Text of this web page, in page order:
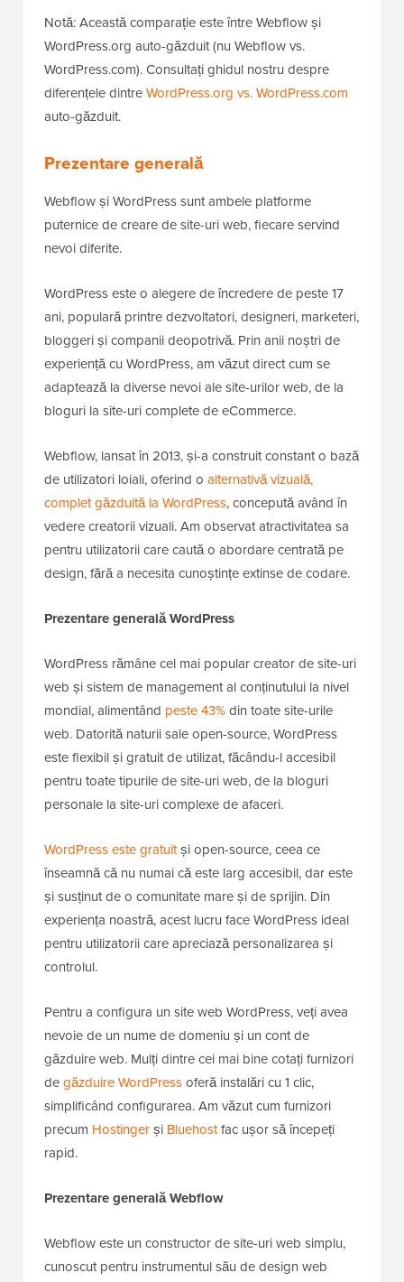
Notă: Această comparație este între Webflow și
WordPress.org auto-găzduit (nu Webflow vs.
WordPress.com). Consultați ghidul nostru despre
diferențele dintreWordPress.org vs. WordPress.com
auto-găzduit.
Prezentare generală
Webflow și WordPress sunt ambele platforme
puternice de creare de site-uri web, fiecare servind
nevoi diferite.
WordPress este o alegere de încredere de peste 17
ani, populară printre dezvoltatori, designeri, marketeri,
bloggeri și companii deopotrivă. Prin anii noștri de
experiență cu WordPress, am văzut direct cum se
adaptează la diverse nevoi ale site-urilor web, de la
bloguri la site-uri complete de eCommerce.
Webflow, lansat în 2013, și-a construit constant o bază
de utilizatori loiali, oferind o alternativă vizuală,
complet găzduită la WordPress, concepută având în
vedere creatorii vizuali. Am observat atractivitatea sa
pentru utilizatorii care caută o abordare centrată pe
design, fără a necesita cunoștințe extinse de codare.
Prezentare generală WordPress
WordPress rămâne cel mai popular creator de site-uri
web și sistem de management al conținutului la nivel
mondial, alimentând peste 43%din toate site-urile
web. Datorită naturii sale open-source, WordPress
este flexibil și gratuit de utilizat, făcându-l accesibil
pentru toate tipurile de site-uri web, de la bloguri
personale la site-uri complexe de afaceri.
WordPress este gratuitși open-source, ceea ce
înseamnă că nu numai că este larg accesibil, dar este
și susținut de o comunitate mare și de sprijin. Din
experiența noastră, acest lucru face WordPress ideal
pentru utilizatorii care apreciază personalizarea și
controlul.
Pentru a configura un site web WordPress, veți avea
nevoie de un nume de domeniu și un cont de
găzduire web. Mulți dintre cei mai bine cotați furnizori
degăzduire WordPressoferă instalări cu 1 clic,
simplificând configurarea. Am văzut cum furnizori
precum Hostingerși Bluehostfac ușor să începeți
rapid.
Prezentare generală Webflow
Webflow este un constructor de site-uri web simplu,
cunoscut pentru instrumentul său de design web